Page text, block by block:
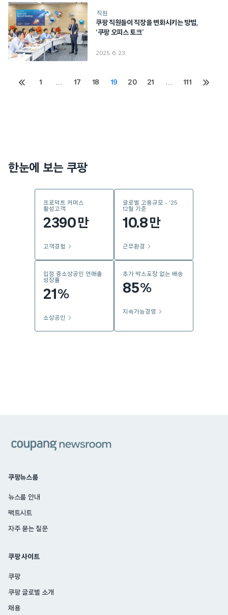
직원
쿠팡 직원들이 직장을 변화시키는 방법,
‘쿠팡 오피스 토크’
2025. 6. 23.
Posts
이전
1 … 17 18 19 20 21 … 111
다음
한눈에 보는 쿠팡
프로덕트 커머스
활성고객
2390만
고객경험
글로벌 고용규모 - '25
12월 기준
10.8만
근무환경
입점 중소상공인 연매출
성장률
21 %
소상공인
추가 박스포장 없는 배송
85%
지속가능경영
쿠팡뉴스룸
뉴스룸 안내
팩트시트
자주 묻는 질문
쿠팡 사이트
쿠팡
쿠팡 글로벌 소개
채용